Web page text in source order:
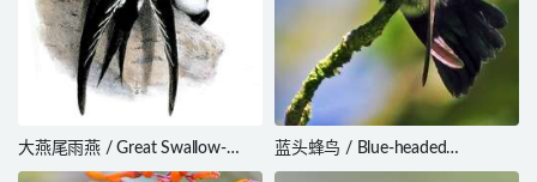
大燕尾雨燕 / Great Swallow-
tailed Swift / Panyptila
蓝头蜂鸟 / Blue-headed
Hummingbird / Riccordia bicolor